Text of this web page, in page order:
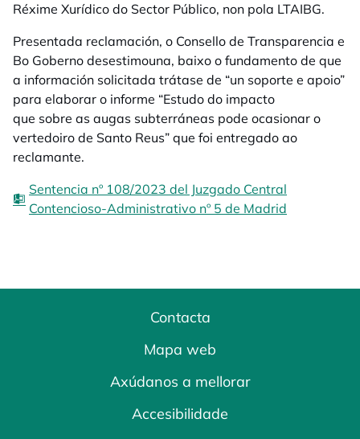
Réxime Xurídico do Sector Público, non pola LTAIBG.
Presentada reclamación, o Consello de Transparencia e
Bo Goberno desestimouna, baixo o fundamento de que
a información solicitada trátase de “un soporte e apoio”
para elaborar o informe “Estudo do impacto
que sobre as augas subterráneas pode ocasionar o
vertedoiro de Santo Reus” que foi entregado ao
reclamante.
Sentencia nº 108/2023 del Juzgado Central
Contencioso-Administrativo nº 5 de Madrid
Contacta
Mapa web
Axúdanos a mellorar
Accesibilidade